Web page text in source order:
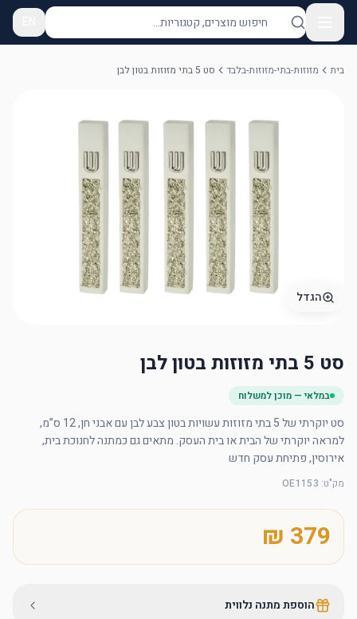
בית מזוזות-בתי-מזוזות-בלבד סט 5 בתי מזוזות בטון לבן
הגדל
סט 5 בתי מזוזות בטון לבן
במלאי — מוכן למשלוח
אירוסין, פתיחת עסק חדש
מק"ט:
OE1153
הוספת מתנה נלווית